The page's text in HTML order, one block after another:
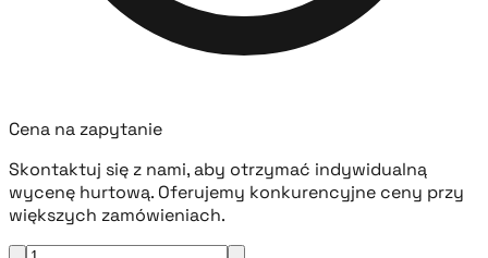
Cena na zapytanie
Skontaktuj się z nami, aby otrzymać indywidualną
wycenę hurtową. Oferujemy konkurencyjne ceny przy
większych zamówieniach.